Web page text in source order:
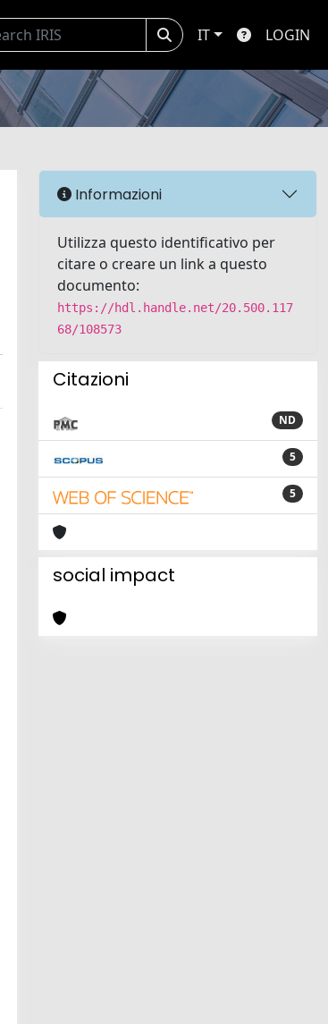
IT LOGIN
Informazioni
Utilizza questo identificativo per
citare o creare un link a questo
documento:
https://hdl.handle.net/20.500.117
68/108573
Citazioni
ND
5
5
social impact